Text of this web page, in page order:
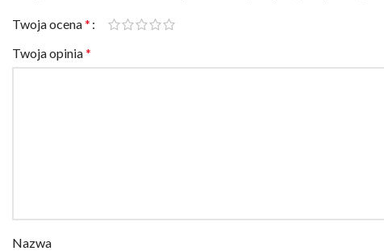
Twoja ocena*
Twoja opinia*
Nazwa